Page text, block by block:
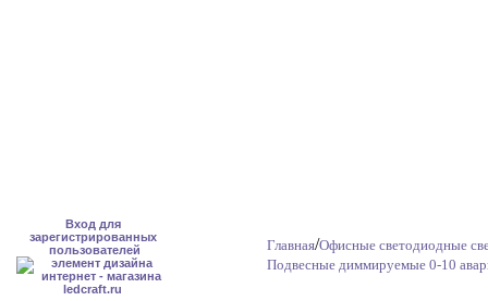
Вход для
зарегистрированных
пользователей
Главная/Офисные светодиодные
Подвесные диммируемые 0-10